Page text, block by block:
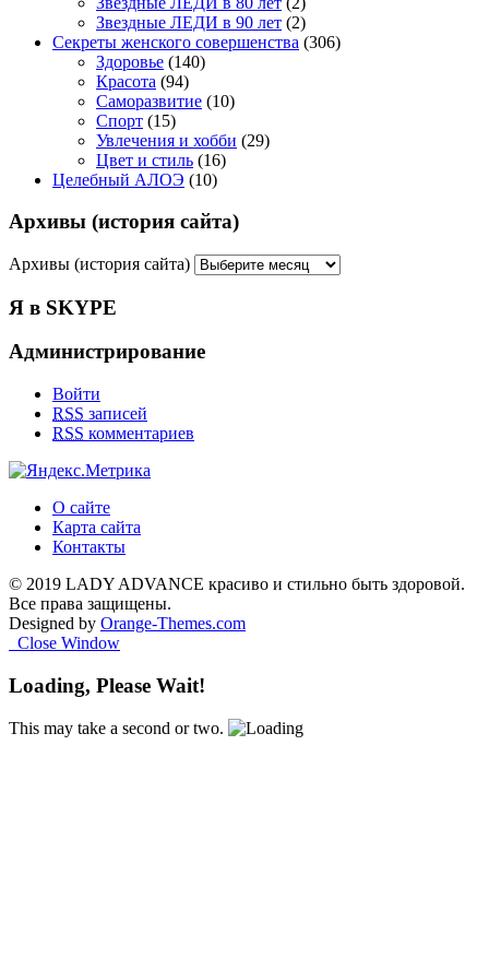
Звездные ЛЕДИ в 90 лет (2)
Секреты женского совершенства (306)
Здоровье (140)
Красота (94)
Саморазвитие (10)
Спорт (15)
Увлечения и хобби (29)
Цвет и стиль (16)
Целебный АЛОЭ (10)
Архивы (история сайта)
Архивы (история сайта)
Я в SKYPE
Администрирование
Войти
RSS записей
RSS комментариев
О сайте
Карта сайта
Контакты
© 2019 LADY ADVANCE красиво и стильно быть здоровой.
Все права защищены.
Designed by Orange-Themes.com
Close Window
Loading, Please Wait!
This may take a second or two.